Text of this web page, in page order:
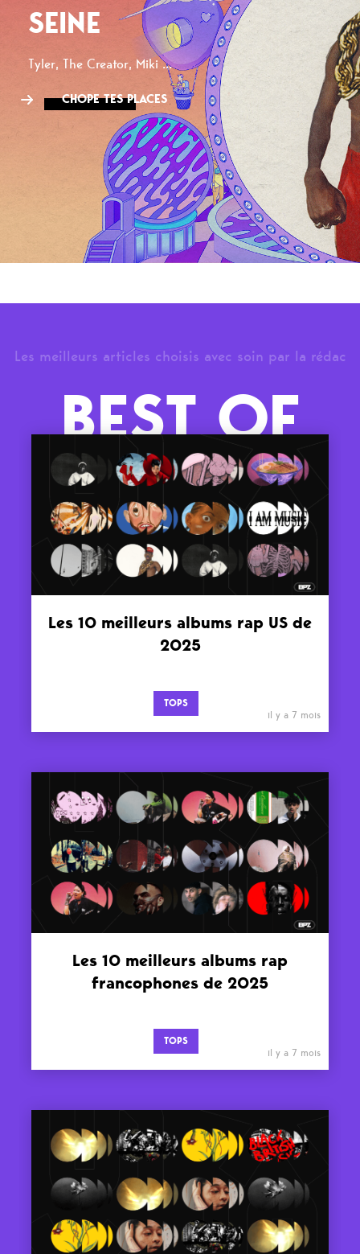
SEINE
Tyler, The Creator, Miki ...
CHOPE TES PLACES
Les meilleurs articles choisis avec soin par la rédac
BEST OF
Les 10 meilleurs albums rap US de
2025
TOPS
il y a 7 mois
Les 10 meilleurs albums rap
francophones de 2025
TOPS
il y a 7 mois